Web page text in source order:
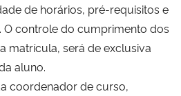
de horários, pré-requisitos e
O controle do cumprimento dos
matrícula, será de exclusiva
aluno.
coordenador de curso,